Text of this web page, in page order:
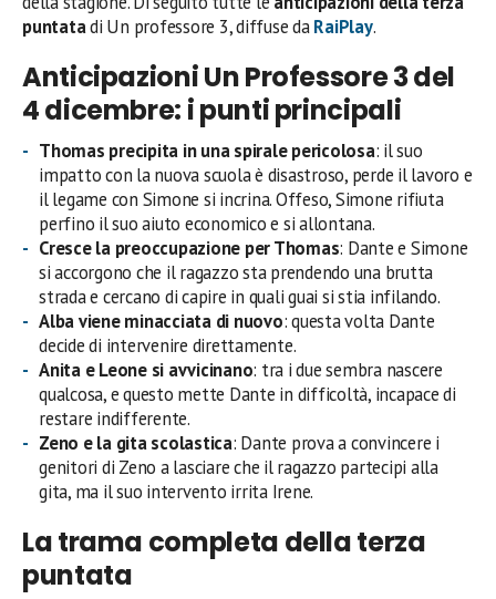
puntatadi Un professore 3, diffuse daRaiPlay.
Anticipazioni Un Professore 3 del
4 dicembre: i punti principali
Thomas precipita in una spirale pericolosa: il suo
impatto con la nuova scuola è disastroso, perde il lavoro e
il legame con Simone si incrina. Offeso, Simone rifiuta
perfino il suo aiuto economico e si allontana.
Cresce la preoccupazione per Thomas: Dante e Simone
si accorgono che il ragazzo sta prendendo una brutta
strada e cercano di capire in quali guai si stia infilando.
Alba viene minacciata di nuovo: questa volta Dante
decide di intervenire direttamente.
Anita e Leone si avvicinano: tra i due sembra nascere
qualcosa, e questo mette Dante in difficoltà, incapace di
restare indifferente.
Zeno e la gita scolastica: Dante prova a convincere i
genitori di Zeno a lasciare che il ragazzo partecipi alla
gita, ma il suo intervento irrita Irene.
La trama completa della terza
puntata